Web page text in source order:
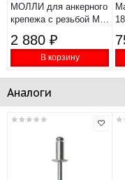
МОЛЛИ для анкерного
крепежа с резьбой М4-
2 880 ₽
В корзину
Аналоги